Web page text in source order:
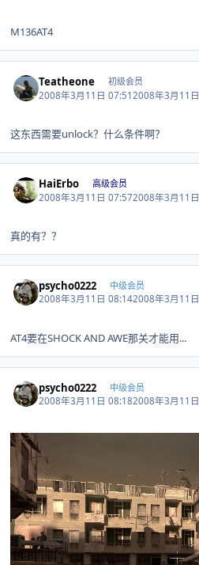
M136AT4
Teatheone 初级会员
2008年3月11日 07:512008年3月11日
这东西需要unlock？什么条件啊？
HaiErbo 高级会员
2008年3月11日 07:572008年3月11日
真的有？？
psycho0222 中级会员
2008年3月11日 08:142008年3月11日
AT4要在SHOCK AND AWE那关才能用...
psycho0222 中级会员
2008年3月11日 08:182008年3月11日